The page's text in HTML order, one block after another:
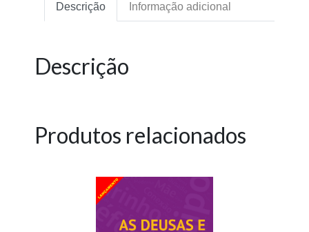
Descrição Informação adicional
Descrição
Produtos relacionados